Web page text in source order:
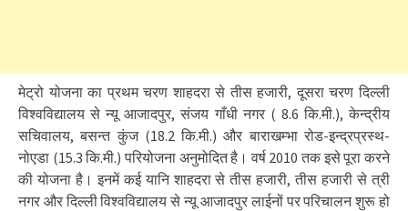
मेट्रो योजना का प्रथम चरण शाहदरा से तीस हजारी, दूसरा चरण दिल्ली
विश्वविद्यालय से न्यू आजादपुर, संजय गाँधी नगर ( 8.6 कि.मी.), केन्द्रीय
सचिवालय, बसन्त कुंज (18.2 कि.मी.) और बाराखम्भा रोड-इन्द्रप्रस्थ-
नोएडा (15.3 कि.मी.) परियोजना अनुमोदित है। वर्ष 2010 तक इसे पूरा करने
की योजना है। इनमें कई यानि शाहदरा से तीस हजारी, तीस हजारी से त्री
नगर और दिल्ली विश्वविद्यालय से न्यू आजादपुर लाईनों पर परिचालन शुरू हो